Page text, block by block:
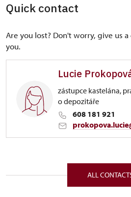
Quick contact
Are you lost? Don't worry, give us
you.
Lucie
zástupce kastelána,
o depozitáře
608 181 921
Zámek 1282/, Náchod
ALL